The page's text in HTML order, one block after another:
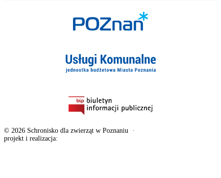
© 2026 Schronisko dla zwierząt w Poznaniu ·
projekt i realizacja: